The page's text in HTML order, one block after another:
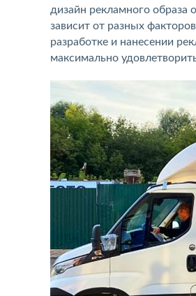
дизайн рекламного образа
зависит от разных
разработке и нанесении
максимально